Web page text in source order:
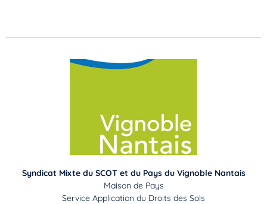
Syndicat Mixte du SCOT et du Pays du Vignoble Nantais
Maison de Pays
Service Application du Droits des Sols